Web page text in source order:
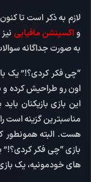
لازم به ذکر است تا
واکسپنشن مافیایی
به صورت جداگانه
“چی فکر کردی؟!” یک
اون رو طراحیش کرده و
این بازی بازیکنان
مناسبترین گزینه است
هست. البته همونطور
های خودمونیه، یک